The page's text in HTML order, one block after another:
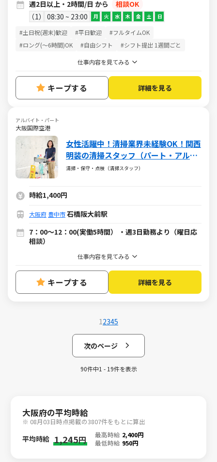
週2日以上・2時間/日 から
相談OK
1
08:30 ~ 23:00 月 火 水 木 金 土 日
#土日祝(週末)歓迎 #平日歓迎
#フルタイムOK
#ロング(～6時間)OK
#自由シフト #シフト提出 1週間ごと
仕事内容を見てみる
キープする 詳細を見る
アルバイト・パート
大阪国際空港
女性活躍中！清掃業界未経験OK！関西
明装の清掃スタッフ（パート・アルバ
イト）求人
清掃・保守・点検（清掃スタッフ）
時給1,400円
大阪府 豊中市石橋阪大前駅
7：00～12：00(実働5時間） ・週3日勤務より（曜日応
相談）
仕事内容を見てみる
キープする 詳細を見る
12345
次のページ
90件中1 - 19件を表示
大阪府の平均時給
※ 08月03日時点掲載の3807件をもとに算出
平均時給 1,245円 最高時給 2,400円
最低時給 950円